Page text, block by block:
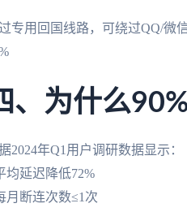
专用回国线路，可绕过QQ/微
、为什么
2024年Q1用户调研数据显示：
均延迟降低72%
月断连次数≤1次